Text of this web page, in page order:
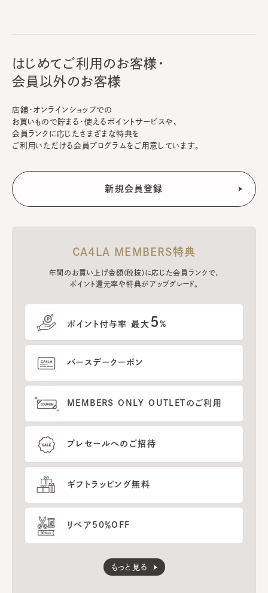
はじめてご利用のお客様・
会員以外のお客様
店舗・オンラインショップでの
お買いもので貯まる・使えるポイントサービスや、
会員ランクに応じたさまざまな特典を
ご利用いただける会員プログラムをご用意しています。
CA4LA MEMBERS特典
年間のお買い上げ金額(税抜)に応じた会員ランクで、
ポイント還元率や特典がアップグレード。
ポイント付与率 最大 5%
バースデークーポン
MEMBERS ONLY OUTLETのご利用
プレセールへのご招待
ギフトラッピング無料
リペア50％OFF
もっと見る